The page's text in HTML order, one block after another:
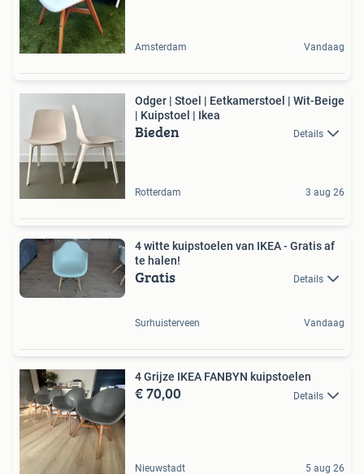
Amsterdam Vandaag
Odger | Stoel | Eetkamerstoel | Wit-Beige
| Kuipstoel | Ikea
Bieden Details
Rotterdam 3 aug 26
4 witte kuipstoelen van IKEA - Gratis af
te halen!
Gratis Details
Surhuisterveen Vandaag
4 Grijze IKEA FANBYN kuipstoelen
€ 70,00 Details
Nieuwstadt 5 aug 26